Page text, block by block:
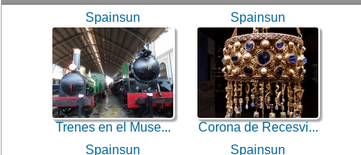
Spainsun
Trenes en el Muse...
Spainsun
Corona de Recesvi...
Spainsun
Spainsun